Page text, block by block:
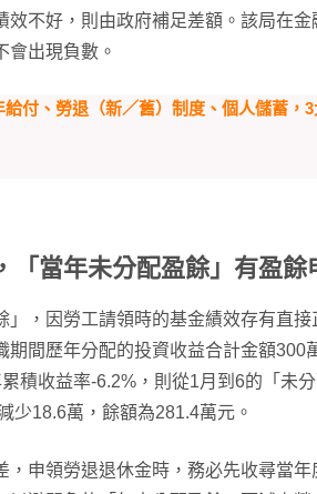
效不好，則由政府補足差額。該局在金
會出現負數。
付、勞退（新／舊）制度、個人儲蓄，
「當年未分配盈餘」有盈餘
，因勞工請領時的基金績效存有直接
間歷年分配的投資收益合計金額300
積收益率-6.2%，則從1月到6的「未
少18.6萬，餘額為281.4萬元。
申領勞退退休金時，務必先收尋當年